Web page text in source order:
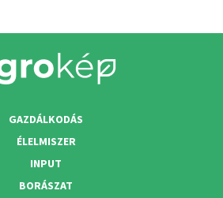
GAZDÁLKODÁS
ÉLELMISZER
INPUT
BORÁSZAT